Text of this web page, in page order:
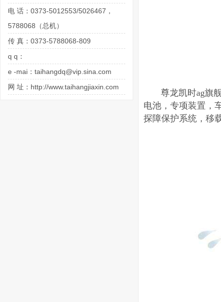
电 话：0373-5012553/5026467，
5788068（总机）
传 真：0373-5788068-809
q q：
e -mai： taihangdq@vip.sina.com
网 址：http://www.taihangjiaxin.com
尊龙凯时ag旗
电池，专项装置，
探障保护系统，移